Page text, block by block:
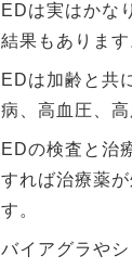
EDは実はかな
結果もあります
EDは加齢と共
病、高血圧、
EDの検査と治
すれば治療薬
す。
バイアグラや